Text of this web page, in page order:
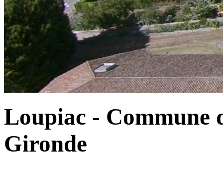
Loupiac - Commune
Gironde